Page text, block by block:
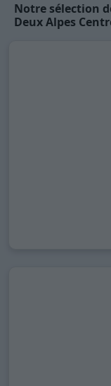
Notre sélection
Deux Alpes